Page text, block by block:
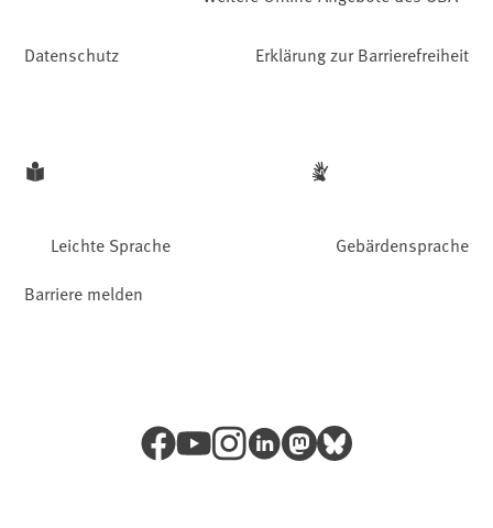
Datenschutz Erklärung zur Barrierefreiheit
Leichte Sprache
Gebärdensprache
Barriere melden